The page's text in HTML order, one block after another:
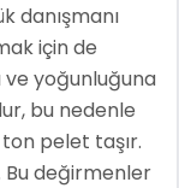
danışmanı
için de
ve yoğunluğuna
bu nedenle
pelet taşır.
değirmenler